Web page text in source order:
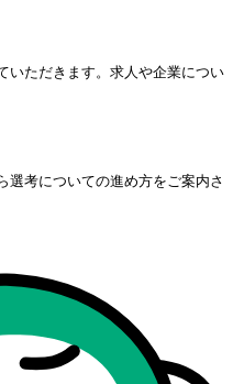
いただきます。求人や企業につい
選考についての進め方をご案内さ